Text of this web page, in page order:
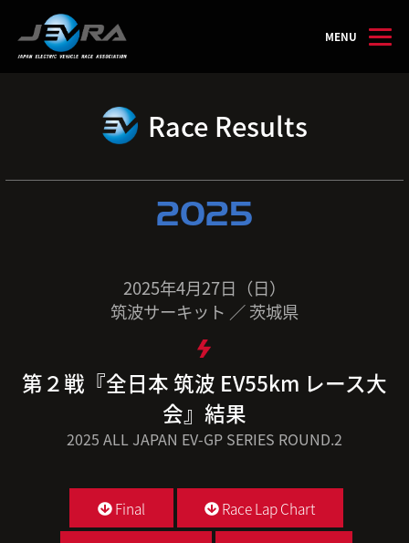
MENU
Race Results
2025
2025年4月27日（日）
筑波サーキット ／ 茨城県
第２戦『全日本 筑波 EV55km レース大
会』結果
2025 ALL JAPAN EV-GP SERIES ROUND.2
Final Race Lap Chart